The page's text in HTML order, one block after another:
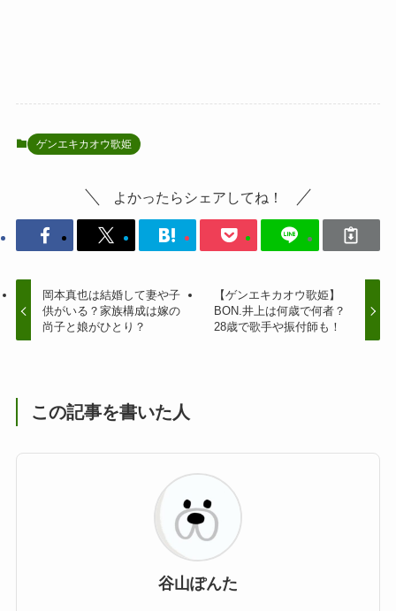
ゲンエキカオウ歌姫
よかったらシェアしてね！
岡本真也は結婚して妻や子
供がいる？家族構成は嫁の
尚子と娘がひとり？
【ゲンエキカオウ歌姫】
BON.井上は何歳で何者？
28歳で歌手や振付師も！
この記事を書いた人
谷山ぽんた